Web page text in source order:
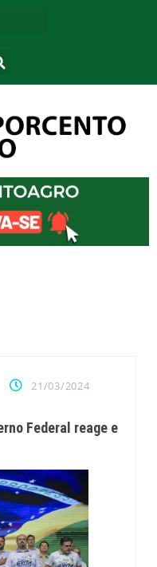
21/03/2024
Federal reage e